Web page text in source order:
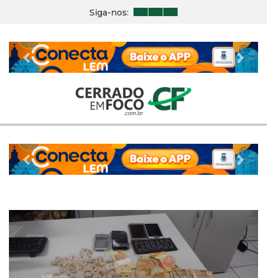
Siga-nos:
Previous Next
Previous Next